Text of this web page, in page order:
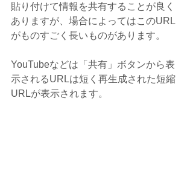
貼り付けて情報を共有することが良く
ありますが、場合によってはこのURL
がものすごく長いものがあります。
YouTubeなどは「共有」ボタンから表
示されるURLは短く再生成された短縮
URLが表示されます。